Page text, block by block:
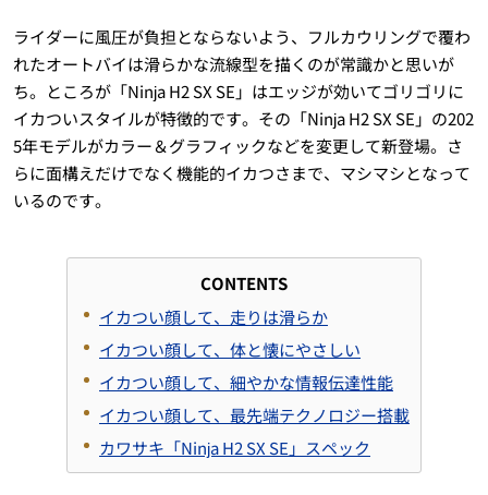
ライダーに風圧が負担とならないよう、フルカウリングで覆わ
れたオートバイは滑らかな流線型を描くのが常識かと思いが
ち。ところが「Ninja H2 SX SE 」はエッジが効いてゴリゴリに
イカついスタイルが特徴的です。その「Ninja H2 SX SE 」の202
5年モデルがカラー＆グラフィックなどを変更して新登場。さ
らに面構えだけでなく機能的イカつさまで、マシマシとなって
いるのです。
CONTENTS
イカつい顔して、走りは滑らか
イカつい顔して、体と懐にやさしい
イカつい顔して、細やかな情報伝達性能
イカつい顔して、最先端テクノロジー搭載
カワサキ「Ninja H2 SX SE」スペック